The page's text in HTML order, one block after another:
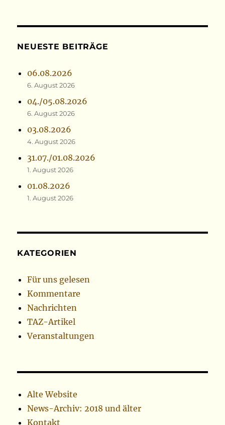
NEUESTE BEITRÄGE
06.08.2026
6. August 2026
04./05.08.2026
6. August 2026
03.08.2026
4. August 2026
31.07./01.08.2026
1. August 2026
01.08.2026
1. August 2026
KATEGORIEN
Für uns gelesen
Kommentare
Nachrichten
TAZ-Artikel
Veranstaltungen
Alte Website
News-Archiv: 2018 und älter
Kontakt